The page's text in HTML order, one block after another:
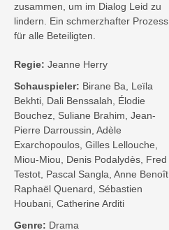
zusammen, um im Dialog Leid zu
lindern. Ein schmerzhafter Prozess
für alle Beteiligten.
Regie: Jeanne Herry
Schauspieler: Birane Ba, Leïla
Bekhti, Dali Benssalah, Élodie
Bouchez, Suliane Brahim, Jean-
Pierre Darroussin, Adèle
Exarchopoulos, Gilles Lellouche,
Miou-Miou, Denis Podalydès, Fred
Testot, Pascal Sangla, Anne Benoît,
Raphaël Quenard, Sébastien
Houbani, Catherine Arditi
Genre: Drama